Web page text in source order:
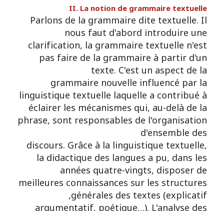
II. La notion de grammaire textuelle
Parlons de la grammaire dite textuelle. Il
nous faut d'abord introduire une
clarification, la grammaire textuelle n'est
pas faire de la grammaire à partir d'un
texte. C'est un aspect de la
grammaire nouvelle influencé par la
linguistique textuelle laquelle a contribué à
éclairer les mécanismes qui, au-delà de la
phrase, sont responsables de l'organisation
d'ensemble des
discours. Grâce à la linguistique textuelle,
la didactique des langues a pu, dans les
années quatre-vingts, disposer de
meilleures connaissances sur les structures
générales des textes (explicatif,